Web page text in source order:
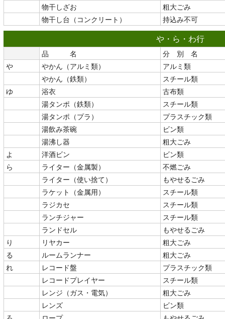
物干しざお
粗大ごみ
物干し台（コンクリート）
持込み不可
や・ら・わ行
品 名
分 別 名
や
やかん（アルミ類）
アルミ類
やかん（鉄類）
スチール類
ゆ
浴衣
古布類
湯タンポ（鉄類）
スチール類
湯タンポ（プラ）
プラスチック類
湯飲み茶碗
ビン類
湯沸し器
粗大ごみ
よ
洋酒ビン
ビン類
ら
ライター（金属製）
不燃ごみ
ライター（使い捨て）
もやせるごみ
ラケット（金属用）
スチール類
ラジカセ
スチール類
ランチジャー
スチール類
ランドセル
もやせるごみ
り
リヤカー
粗大ごみ
る
ルームランナー
粗大ごみ
れ
レコード盤
プラスチック類
レコードプレイヤー
スチール類
レンジ（ガス・電気）
粗大ごみ
レンズ
ビン類